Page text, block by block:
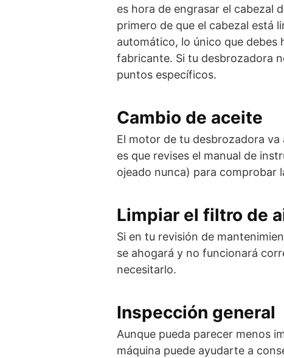
es hora de engrasar el cabezal
primero de que el cabezal está
automático, lo único que debes
fabricante. Si tu desbrozadora
puntos específicos.
Cambio de aceite
El motor de tu desbrozadora
es que revises el manual de
ojeado nunca) para comprobar
Limpiar el filtro de
Si en tu revisión de
se ahogará y no funcionará
necesitarlo.
Inspección general
Aunque pueda parecer menos
máquina puede ayudarte a